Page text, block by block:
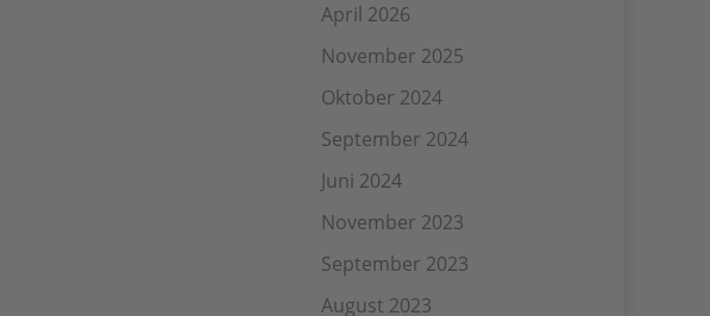
April 2026
November 2025
Oktober 2024
September 2024
Juni 2024
November 2023
September 2023
August 2023